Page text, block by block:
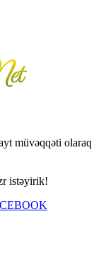
müvəqqəti olaraq
istəyirik!